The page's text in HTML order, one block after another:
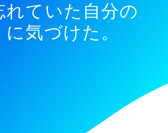
れていた自分の
に気づけた。